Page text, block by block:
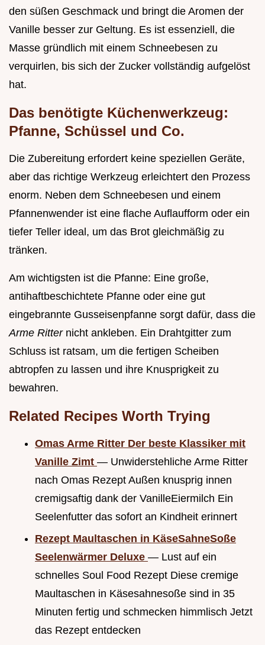
den süßen Geschmack und bringt die Aromen der
Vanille besser zur Geltung. Es ist essenziell, die
Masse gründlich mit einem Schneebesen zu
verquirlen, bis sich der Zucker vollständig aufgelöst
hat.
Das benötigte Küchenwerkzeug:
Pfanne, Schüssel und Co.
Die Zubereitung erfordert keine speziellen Geräte,
aber das richtige Werkzeug erleichtert den Prozess
enorm. Neben dem Schneebesen und einem
Pfannenwender ist eine flache Auflaufform oder ein
tiefer Teller ideal, um das Brot gleichmäßig zu
tränken.
Am wichtigsten ist die Pfanne: Eine große,
antihaftbeschichtete Pfanne oder eine gut
eingebrannte Gusseisenpfanne sorgt dafür, dass die
Arme Ritter nicht ankleben. Ein Drahtgitter zum
Schluss ist ratsam, um die fertigen Scheiben
abtropfen zu lassen und ihre Knusprigkeit zu
bewahren.
Related Recipes Worth Trying
Omas Arme Ritter Der beste Klassiker mit
Vanille Zimt — Unwiderstehliche Arme Ritter
nach Omas Rezept Außen knusprig innen
cremigsaftig dank der VanilleEiermilch Ein
Seelenfutter das sofort an Kindheit erinnert
Rezept Maultaschen in KäseSahneSoße
Seelenwärmer Deluxe — Lust auf ein
schnelles Soul Food Rezept Diese cremige
Maultaschen in Käsesahnesoße sind in 35
Minuten fertig und schmecken himmlisch Jetzt
das Rezept entdecken